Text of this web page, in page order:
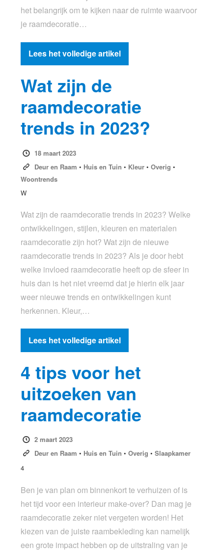
het belangrijk om te kijken naar de ruimte waarvoor
je raamdecoratie…
Lees het volledige artikel
Wat zijn de
raamdecoratie
trends in 2023?
18 maart 2023
Deur en Raam • Huis en Tuin • Kleur• Overig •
Woontrends
W
Wat zijn de raamdecoratie trends in 2023? Welke
ontwikkelingen, stijlen, kleuren en materialen
raamdecoratie zijn hot? Wat zijn de nieuwe
raamdecoratie trends in 2023? Als je door hebt
welke invloed raamdecoratie heeft op de sfeer in
huis dan is het niet vreemd dat je hierin elk jaar
weer nieuwe trends en ontwikkelingen kunt
herkennen. Kleur,…
Lees het volledige artikel
4 tips voor het
uitzoeken van
raamdecoratie
2 maart 2023
Deur en Raam • Huis en Tuin • Overig • Slaapkamer
4
Ben je van plan om binnenkort te verhuizen of is
het tijd voor een interieur make-over? Dan mag je
raamdecoratie zeker niet vergeten worden! Het
kiezen van de juiste raambekleding kan namelijk
een grote impact hebben op de uitstraling van je